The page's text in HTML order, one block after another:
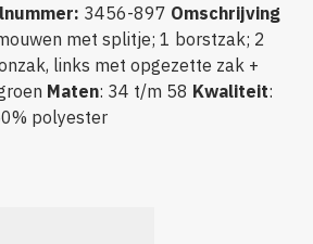
: 3456-897 Omschrijving
met splitje; 1 borstzak; 2
links met opgezette zak +
Maten: 34 t/m 58 Kwaliteit:
polyester